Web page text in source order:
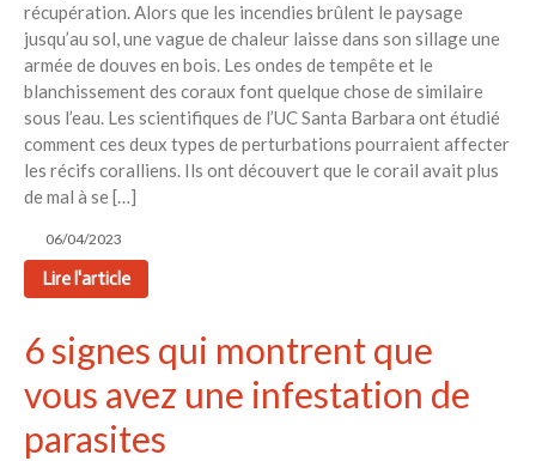
récupération. Alors que les incendies brûlent le paysage
jusqu’au sol, une vague de chaleur laisse dans son sillage une
armée de douves en bois. Les ondes de tempête et le
blanchissement des coraux font quelque chose de similaire
sous l’eau. Les scientifiques de l’UC Santa Barbara ont étudié
comment ces deux types de perturbations pourraient affecter
les récifs coralliens. Ils ont découvert que le corail avait plus
de mal à se […]
06/04/2023
Lire l'article
6 signes qui montrent que
vous avez une infestation de
parasites